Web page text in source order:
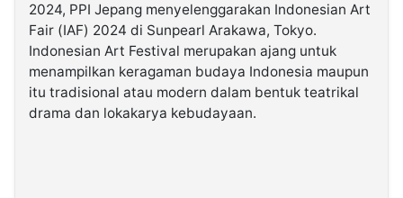
Kabarbaru.co
2024, PPI Jepang menyelenggarakan Indonesian Art
Fair (IAF) 2024 di Sunpearl Arakawa, Tokyo.
Indonesian Art Festival merupakan ajang untuk
menampilkan keragaman budaya Indonesia maupun
itu tradisional atau modern dalam bentuk teatrikal
drama dan lokakarya kebudayaan.